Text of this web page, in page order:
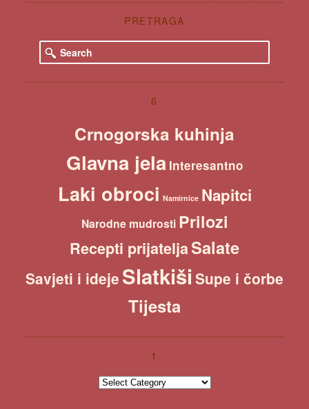
PRETRAGA
e
r
6
Crnogorska kuhinja
Glavna jela Interesantno
Laki obroci Namirnice Napitci
Narodne mudrosti Prilozi
Recepti prijateljaSalate
Savjeti i ideje Slatkiši Supe i čorbe
Tijesta
1
1